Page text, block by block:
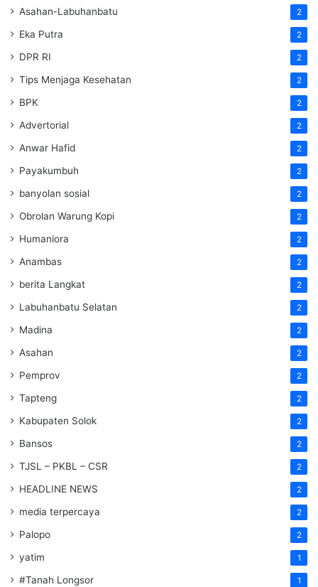
Asahan-Labuhanbatu 2
Eka Putra 2
DPR RI 2
Tips Menjaga Kesehatan 2
BPK 2
Advertorial 2
Anwar Hafid 2
Payakumbuh 2
banyolan sosial 2
Obrolan Warung Kopi 2
Humaniora 2
Anambas 2
berita Langkat 2
Labuhanbatu Selatan 2
Madina 2
Asahan 2
Pemprov 2
Tapteng 2
Kabupaten Solok 2
Bansos 2
TJSL – PKBL – CSR 2
HEADLINE NEWS 2
media terpercaya 2
Palopo 2
yatim 1
#Tanah Longsor 1